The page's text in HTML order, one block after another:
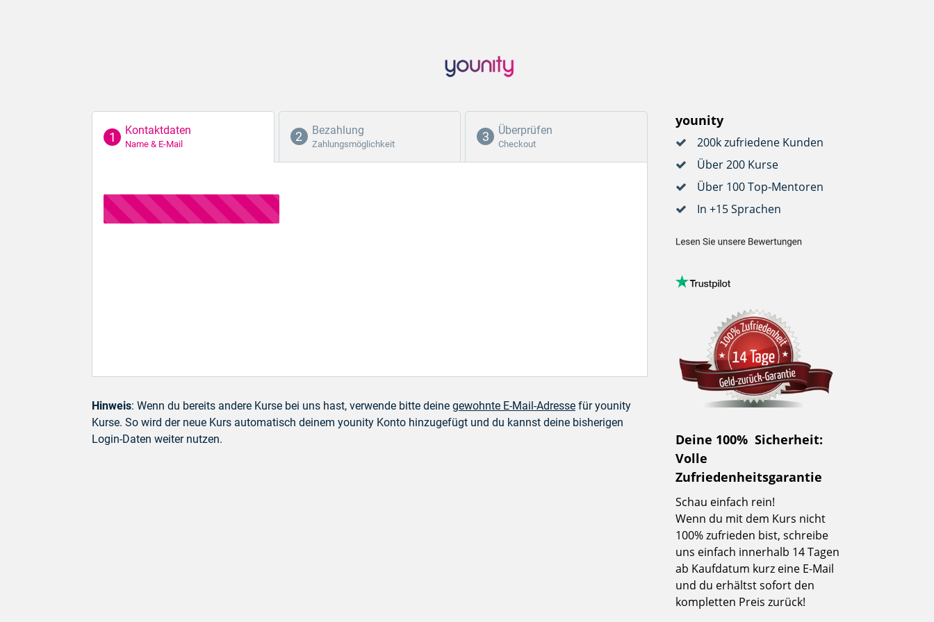
Kontaktdaten
Name & E-Mail
Bezahlung
Zahlungsmöglichkeit
Überprüfen
Checkout
Hinweis: Wenn du bereits andere Kurse bei uns hast, verwende bitte deine gewohnte E-Mail-Adresse für younity
Kurse. So wird der neue Kurs automatisch deinem younity Konto hinzugefügt und du kannst deine bisherigen
Login-Daten weiter nutzen.
younity
200k zufriedene Kunden
Über 200 Kurse
Über 100 Top-Mentoren
In +15 Sprachen
Deine 100% Sicherheit:
Volle
Zufriedenheitsgarantie
Schau einfach rein!
Wenn du mit dem Kurs nicht
100% zufrieden bist, schreibe
uns einfach innerhalb 14 Tagen
ab Kaufdatum kurz eine E-Mail
und du erhältst sofort den
kompletten Preis zurück!